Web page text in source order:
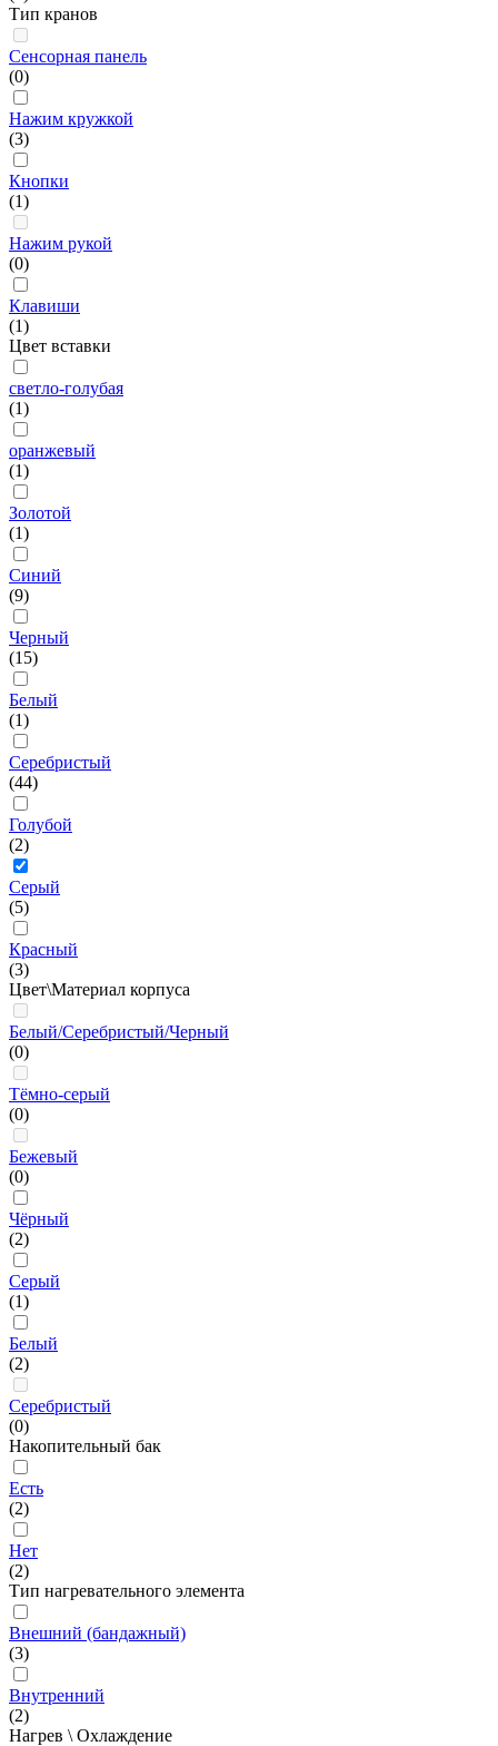
Тип кранов
Сенсорная панель
(0)
Нажим кружкой
(3)
Кнопки
(1)
Нажим рукой
(0)
Клавиши
(1)
Цвет вставки
светло-голубая
(1)
оранжевый
(1)
Золотой
(1)
Синий
(9)
Черный
(15)
Белый
(1)
Серебристый
(44)
Голубой
(2)
Серый
(5)
Красный
(3)
Цвет\Материал корпуса
Белый/Серебристый/Черный
(0)
Тёмно-серый
(0)
Бежевый
(0)
Чёрный
(2)
Серый
(1)
Белый
(2)
Серебристый
(0)
Накопительный бак
Есть
(2)
Нет
(2)
Тип нагревательного элемента
Внешний (бандажный)
(3)
Внутренний
(2)
Нагрев \ Охлаждение